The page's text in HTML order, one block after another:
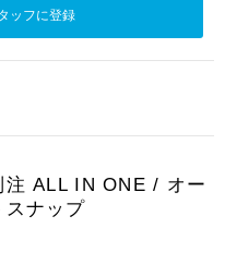
ッフに登録
注 ALL IN ONE / オー
スナップ